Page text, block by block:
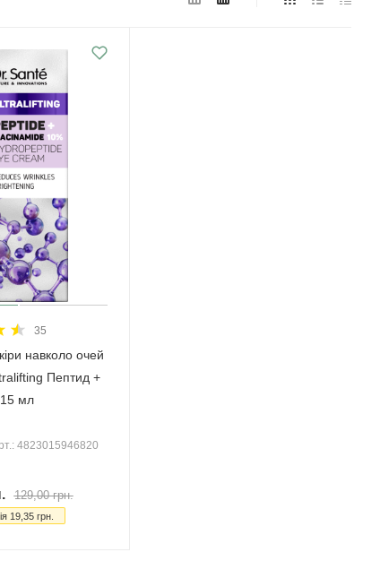
35
навколо очей
Пептид +
15 мл
4823015946820
129,00грн.
19,35грн.